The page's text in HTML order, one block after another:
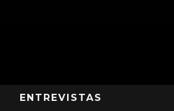
ENTREVISTAS